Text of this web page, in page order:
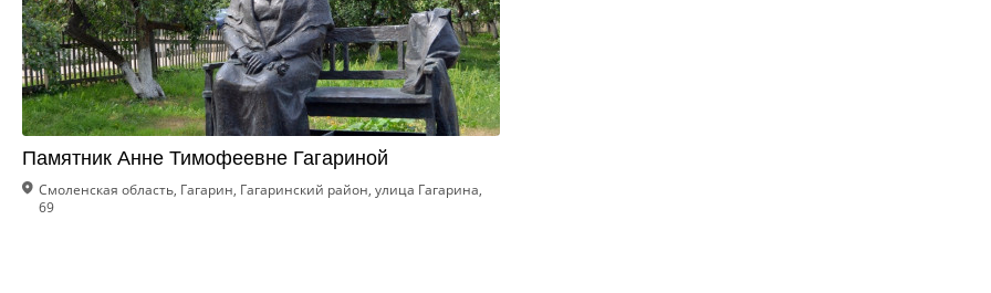
Памятник Анне Тимофеевне Гагариной
Смоленская область, Гагарин, Гагаринский район, улица Гагарина,
69